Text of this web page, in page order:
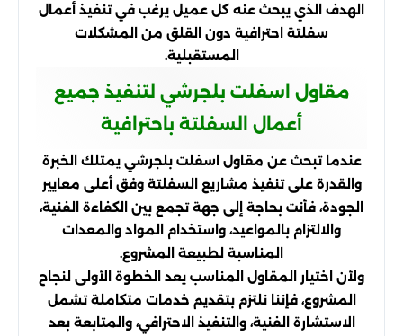
الهدف الذي يبحث عنه كل عميل يرغب في تنفيذ أعمال
سفلتة احترافية دون القلق من المشكلات
المستقبلية.
مقاول اسفلت بلجرشي لتنفيذ جميع
أعمال السفلتة باحترافية
عندما تبحث عن مقاول اسفلت بلجرشي يمتلك الخبرة
والقدرة على تنفيذ مشاريع السفلتة وفق أعلى معايير
الجودة، فأنت بحاجة إلى جهة تجمع بين الكفاءة الفنية،
والالتزام بالمواعيد، واستخدام المواد والمعدات
المناسبة لطبيعة المشروع.
ولأن اختيار المقاول المناسب يعد الخطوة الأولى لنجاح
المشروع، فإننا نلتزم بتقديم خدمات متكاملة تشمل
الاستشارة الفنية، والتنفيذ الاحترافي، والمتابعة بعد